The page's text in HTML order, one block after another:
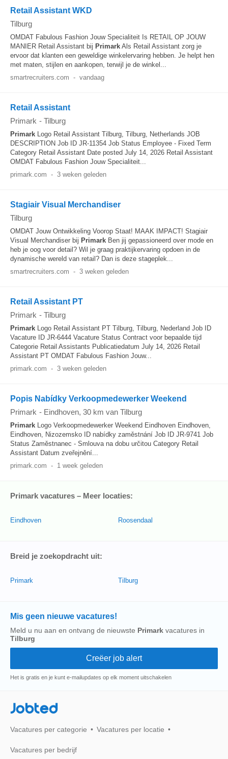
Retail Assistant WKD
Tilburg
OMDAT Fabulous Fashion Jouw Specialiteit Is RETAIL OP JOUW
MANIER Retail Assistant bij Primark Als Retail Assistant zorg je
ervoor dat klanten een geweldige winkelervaring hebben. Je helpt hen
met maten, stijlen en aankopen, terwijl je de winkel...
smartrecruiters.com - vandaag
Retail Assistant
Primark - Tilburg
Primark Logo Retail Assistant Tilburg, Tilburg, Netherlands JOB
DESCRIPTION Job ID JR-11354 Job Status Employee - Fixed Term
Category Retail Assistant Date posted July 14, 2026 Retail Assistant
OMDAT Fabulous Fashion Jouw Specialiteit...
primark.com - 3 weken geleden
Stagiair Visual Merchandiser
Tilburg
OMDAT Jouw Ontwikkeling Voorop Staat! MAAK IMPACT! Stagiair
Visual Merchandiser bij Primark Ben jij gepassioneerd over mode en
heb je oog voor detail? Wil je graag praktijkervaring opdoen in de
dynamische wereld van retail? Dan is deze stageplek...
smartrecruiters.com - 3 weken geleden
Retail Assistant PT
Primark - Tilburg
Primark Logo Retail Assistant PT Tilburg, Tilburg, Nederland Job ID
Vacature ID JR-6444 Vacature Status Contract voor bepaalde tijd
Categorie Retail Assistants Publicatiedatum July 14, 2026 Retail
Assistant PT OMDAT Fabulous Fashion Jouw...
primark.com - 3 weken geleden
Popis Nabídky Verkoopmedewerker Weekend
Primark - Eindhoven, 30 km van Tilburg
Primark Logo Verkoopmedewerker Weekend Eindhoven Eindhoven,
Eindhoven, Nizozemsko ID nabídky zaměstnání Job ID JR-9741 Job
Status Zaměstnanec - Smlouva na dobu určitou Category Retail
Assistant Datum zveřejnění...
primark.com - 1 week geleden
Primark vacatures – Meer locaties:
Eindhoven Roosendaal
Breid je zoekopdracht uit:
Primark Tilburg
Mis geen nieuwe vacatures!
Meld u nu aan en ontvang de nieuwste Primark vacatures in
Tilburg
Het is gratis en je kunt e-mailupdates op elk moment uitschakelen
Jobted
Vacatures per categorie Vacatures per locatie
Vacatures per bedrijf